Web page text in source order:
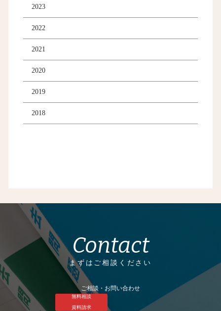
2023
2022
2021
2020
2019
2018
Contact
まずはご相談ください
ご相談・お問い合わせ
無料相談
資料請求